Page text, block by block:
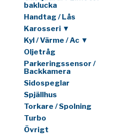
baklucka
Handtag / Lås
Karosseri ▼
Kyl / Värme / Ac ▼
Oljetråg
Parkeringssensor /
Backkamera
Sidospeglar
Spjällhus
Torkare / Spolning
Turbo
Övrigt